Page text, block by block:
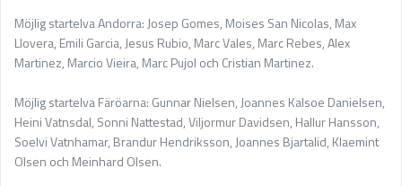
Möjlig startelva Andorra: Josep Gomes, Moises San Nicolas, Max
Llovera, Emili Garcia, Jesus Rubio, Marc Vales, Marc Rebes, Alex
Martinez, Marcio Vieira, Marc Pujol och Cristian Martinez.
Möjlig startelva Färöarna: Gunnar Nielsen, Joannes Kalsoe Danielsen,
Heini Vatnsdal, Sonni Nattestad, Viljormur Davidsen, Hallur Hansson,
Soelvi Vatnhamar, Brandur Hendriksson, Joannes Bjartalid, Klaemint
Olsen och Meinhard Olsen.